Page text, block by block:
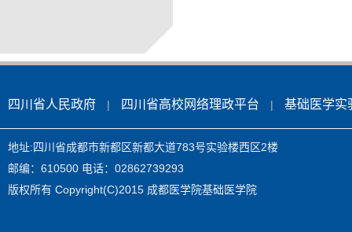
四川省人民政府 | 四川省高校网络理政平台 | 基础医学实
地址:四川省成都市新都区新都大道783号实验楼西区2楼
邮编：610500 电话：02862739293
版权所有 Copyright(C)2015 成都医学院基础医学院